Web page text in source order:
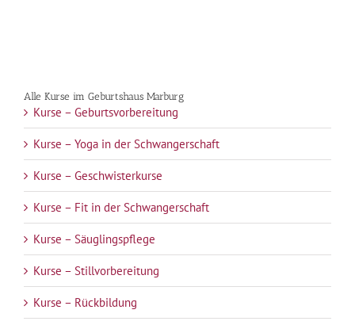
Alle Kurse im Geburtshaus Marburg
Kurse – Geburtsvorbereitung
Kurse – Yoga in der Schwangerschaft
Kurse – Geschwisterkurse
Kurse – Fit in der Schwangerschaft
Kurse – Säuglingspflege
Kurse – Stillvorbereitung
Kurse – Rückbildung